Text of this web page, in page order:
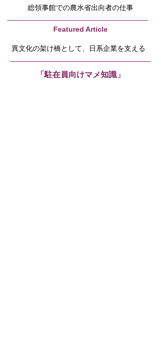
総領事館での農水省出向者の仕事
Featured Article
異文化の架け橋として、日系企業を支える
「駐在員向けマメ知識」